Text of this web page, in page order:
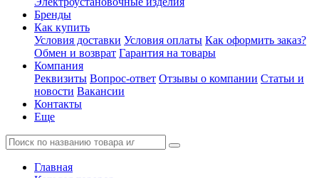
Бренды
Как купить
Условия доставки Условия оплаты Как оформить заказ?
Обмен и возврат Гарантия на товары
Компания
Реквизиты Вопрос-ответ Отзывы о компании Статьи и
новости Вакансии
Контакты
Еще
Главная